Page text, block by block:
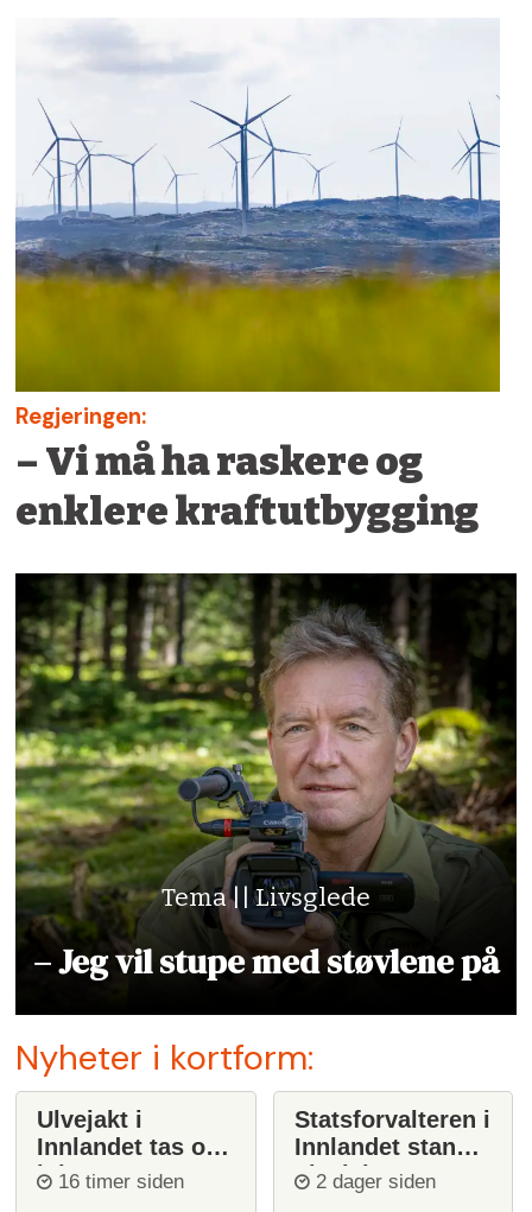
Regjeringen:
– Vi må ha raskere og
enklere kraftutbygging
Tema || Livsglede
– Jeg vil stupe med støvlene på
Nyheter i kortform:
Ulvejakt i
Innlandet tas opp
igjen
16 timer siden
Statsforvalteren i
Innlandet stanser
ulvejakt
2 dager siden